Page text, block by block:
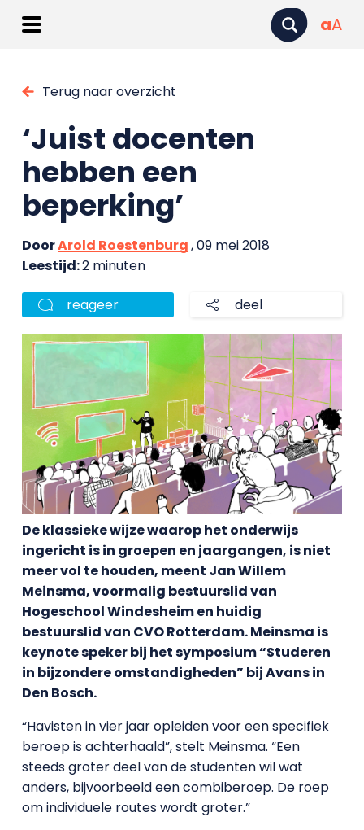
aA
Terug naar overzicht
‘Juist docenten
hebben een
beperking’
DoorArold Roestenburg, 09 mei 2018
Leestijd:2 minuten
reageer deel
De klassieke wijze waarop het onderwijs
ingericht is in groepen en jaargangen, is niet
meer vol te houden, meent Jan Willem
Meinsma, voormalig bestuurslid van
Hogeschool Windesheim en huidig
bestuurslid van CVO Rotterdam. Meinsma is
keynote speker bij het symposium “Studeren
in bijzondere omstandigheden” bij Avans in
Den Bosch.
“Havisten in vier jaar opleiden voor een specifiek
beroep is achterhaald”, stelt Meinsma. “Een
steeds groter deel van de studenten wil wat
anders, bijvoorbeeld een combiberoep. De roep
om individuele routes wordt groter.”